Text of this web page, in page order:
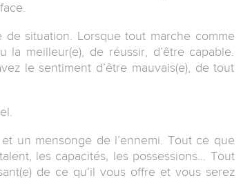
situation. Lorsque tout marche comme
meilleur(e), de réussir, d’être capable.
le sentiment d’être mauvais(e), de tout
un mensonge de l’ennemi. Tout ce que
les capacités, les possessions… Tout
de ce qu’il vous offre et vous serez